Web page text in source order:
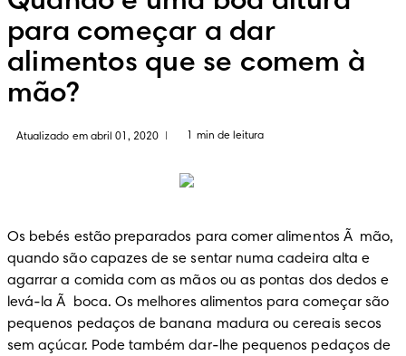
para começar a dar
alimentos que se comem à
mão?
Atualizado em abril 01, 2020 1 min de leitura
Os bebés estão preparados para comer alimentos Ã  mão,
quando são capazes de se sentar numa cadeira alta e
agarrar a comida com as mãos ou as pontas dos dedos e
levá-la Ã  boca. Os melhores alimentos para começar são
pequenos pedaços de banana madura ou cereais secos
sem açúcar. Pode também dar-lhe pequenos pedaços de